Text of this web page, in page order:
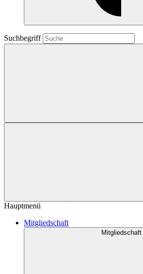
Suchbegriff
Hauptmenü
Mitgliedschaft
Mitgliedschaft